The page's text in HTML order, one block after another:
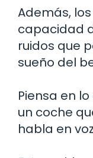
Además,
capacidad
ruidos que
sueño del
Piensa en
un coche
habla en